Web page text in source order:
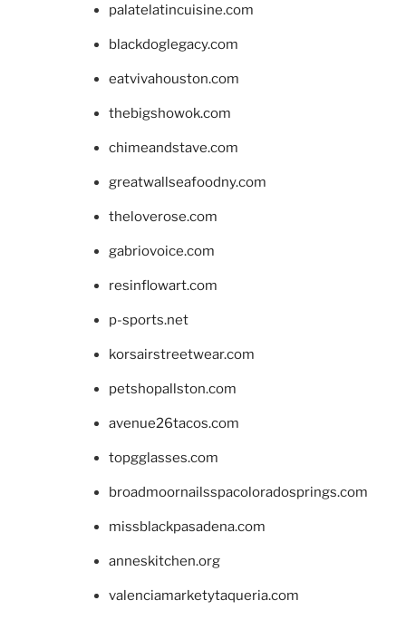
palatelatincuisine.com
blackdoglegacy.com
eatvivahouston.com
thebigshowok.com
chimeandstave.com
greatwallseafoodny.com
theloverose.com
gabriovoice.com
resinflowart.com
p-sports.net
korsairstreetwear.com
petshopallston.com
avenue26tacos.com
topgglasses.com
broadmoornailsspacoloradosprings.com
missblackpasadena.com
anneskitchen.org
valenciamarketytaqueria.com